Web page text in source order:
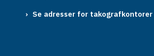
Se adresser for takografkontorer